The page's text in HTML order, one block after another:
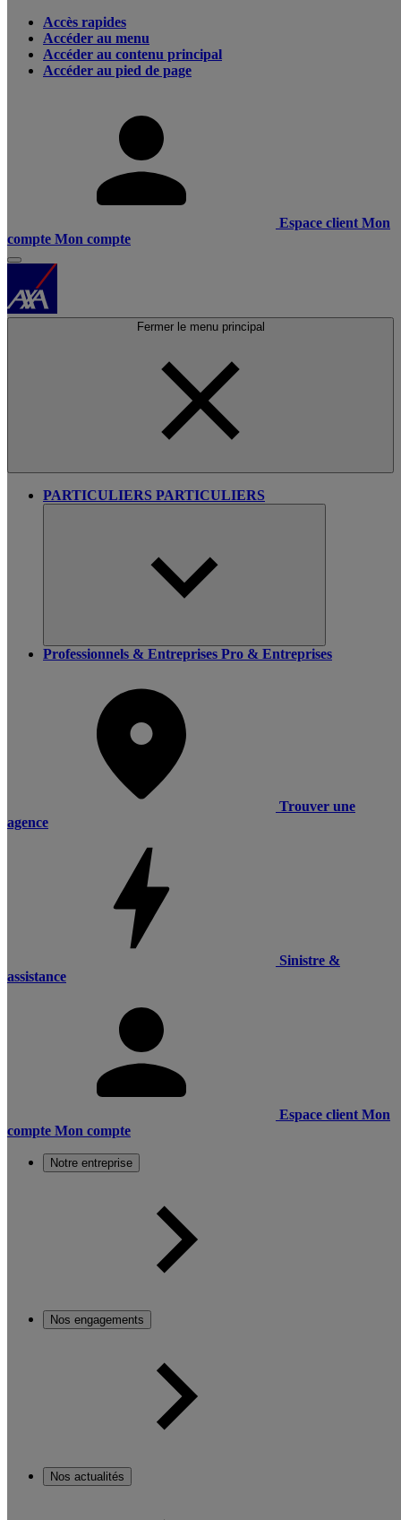
Accès rapides
Accéder au menu
Accéder au contenu principal
Accéder au pied de page
Espace client Mon
compte Mon compte
Fermer le menu principal
PARTICULIERS PARTICULIERS
Professionnels & Entreprises Pro & Entreprises
Trouver une
agence
Sinistre &
assistance
Espace client Mon
compte Mon compte
Notre entreprise
Nos engagements
Nos actualités